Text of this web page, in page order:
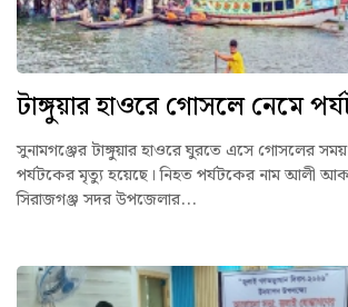
টাঙ্গুয়ার হাওরে গোসলে নেমে
সুনামগঞ্জের টাঙ্গুয়ার হাওরে ঘুরতে এসে গোসলের
পর্যটকের মৃত্যু হয়েছে। নিহত পর্যটকের নাম আলী
সিরাজগঞ্জ সদর উপজেলার...